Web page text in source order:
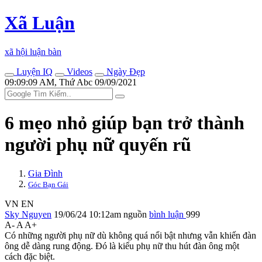
Xã Luận
xã hội luận bàn
Luyện IQ
Videos
Ngày Đẹp
09:09:09 AM, Thứ Abc 09/09/2021
6 mẹo nhỏ giúp bạn trở thành
người phụ nữ quyến rũ
Gia Đình
Góc Bạn Gái
VN EN
Sky Nguyen 19/06/24 10:12am nguồn bình luận 999
A- A A+
Có những người phụ nữ dù không quá nổi bật nhưng vẫn khiến đàn
ông dễ dàng rung động. Đó là kiểu phụ nữ thu hút đàn ông một
cách đặc biệt.